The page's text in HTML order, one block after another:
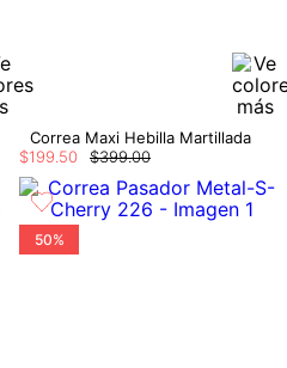
Correa Maxi Hebilla Martillada
$399.00
$199 50
50%